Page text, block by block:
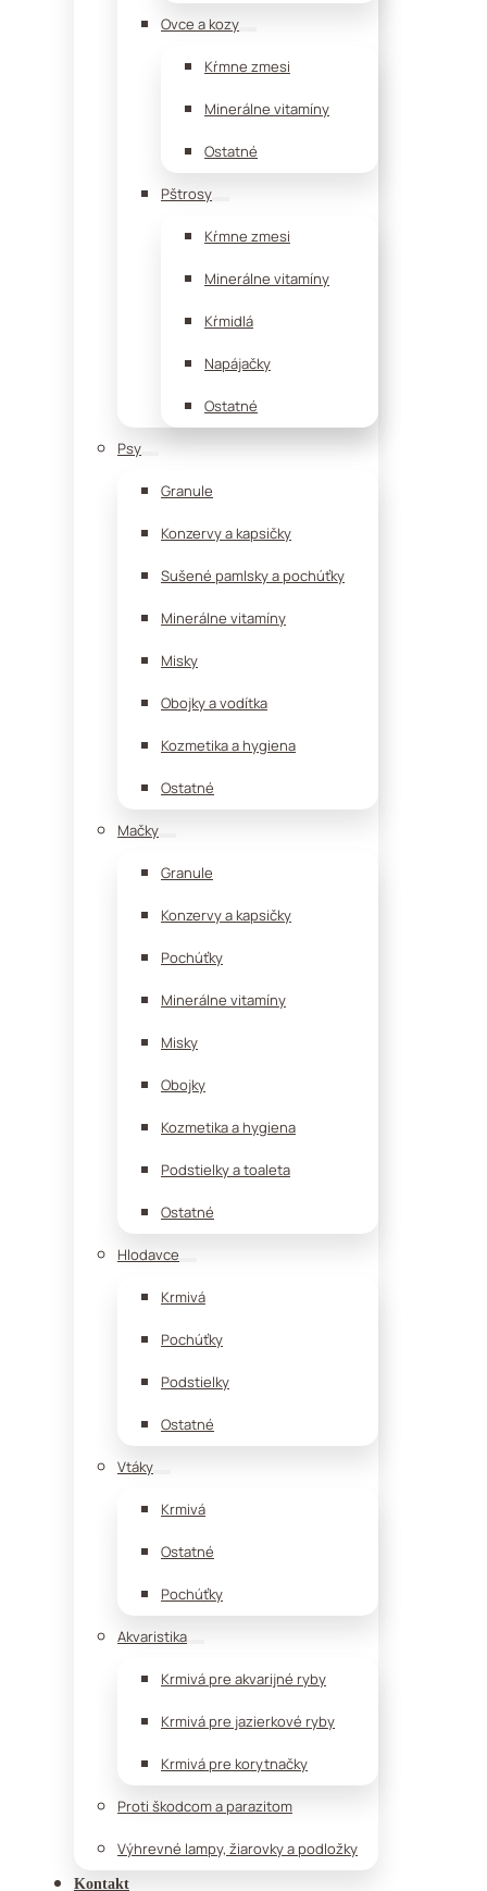
Ovce a kozy
Kŕmne zmesi
Minerálne vitamíny
Ostatné
Pštrosy
Kŕmne zmesi
Minerálne vitamíny
Kŕmidlá
Napájačky
Ostatné
Psy
Granule
Konzervy a kapsičky
Sušené pamlsky a pochúťky
Minerálne vitamíny
Misky
Obojky a vodítka
Kozmetika a hygiena
Ostatné
Mačky
Granule
Konzervy a kapsičky
Pochúťky
Minerálne vitamíny
Misky
Obojky
Kozmetika a hygiena
Podstielky a toaleta
Ostatné
Hlodavce
Krmivá
Pochúťky
Podstielky
Ostatné
Vtáky
Krmivá
Ostatné
Pochúťky
Akvaristika
Krmivá pre akvarijné ryby
Krmivá pre jazierkové ryby
Krmivá pre korytnačky
Proti škodcom a parazitom
Výhrevné lampy, žiarovky a podložky
Kontakt